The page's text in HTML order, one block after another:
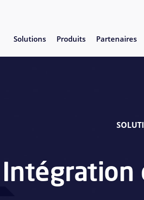
Solutions Produits Partenaires
Intégration